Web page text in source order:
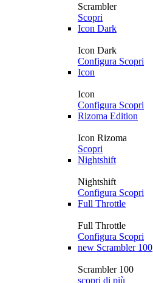
Scrambler
Scopri
Icon Dark
Icon Dark
Configura Scopri
Icon
Icon
Configura Scopri
Rizoma Edition
Icon Rizoma
Scopri
Nightshift
Nightshift
Configura Scopri
Full Throttle
Full Throttle
Configura Scopri
new Scrambler 100
Scrambler 100
scopri di più